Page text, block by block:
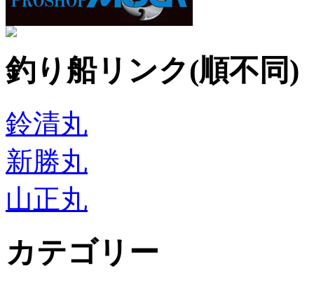
釣り船リンク(順不同)
鈴清丸
新勝丸
山正丸
カテゴリー